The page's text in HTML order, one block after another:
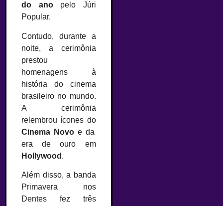
do anopelo Júri
Popular.
Contudo, durante a
noite, a cerimônia
prestou
homenagens à
história do cinema
brasileiro no mundo.
A cerimônia
relembrou ícones do
Cinema Novoe da
era de ouro em
Hollywood .
Além disso, a banda
Primavera nos
Dentes fez três